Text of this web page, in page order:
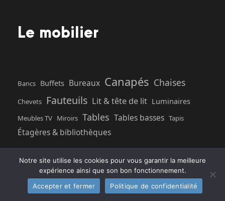
Le mobilier
Bancs Buffets Bureaux Canapés Chaises
Chevets Fauteuils Lit & tête de lit Luminaires
Meubles TV Miroirs Tables Tables basses Tapis
Étagères & bibliothèques
Inscrivez-vous à la newsletter et recevez votre
Notre site utilise les cookies pour vous garantir la meilleure
expérience ainsi que son bon fonctionnement.
Accepter et fermer
Politique de confidentialité